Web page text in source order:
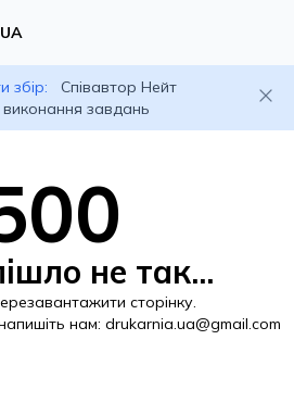
збір:
Співавтор Нейт
завдань
не так...
сторінку.
нам: drukarnia.ua@gmail.com